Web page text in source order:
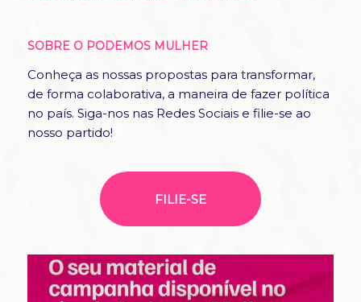
SOBRE O PODEMOS MULHER
Conheça as nossas propostas para transformar,
de forma colaborativa, a maneira de fazer política
no país. Siga-nos nas Redes Sociais e filie-se ao
nosso partido!
FILIE-SE